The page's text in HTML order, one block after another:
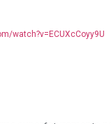
watch?v=ECUXcCoyy9U